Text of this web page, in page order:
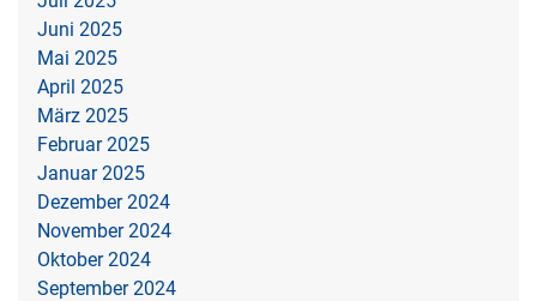
Juni 2025
Mai 2025
April 2025
März 2025
Februar 2025
Januar 2025
Dezember 2024
November 2024
Oktober 2024
September 2024